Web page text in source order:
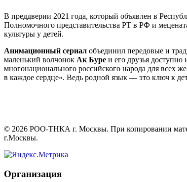
В преддверии 2021 года, который объявлен в
Полномочного представительства РТ в РФ и
культуры у детей.
Анимационный сериал объединил передовые и
маленький волчонок Ак Буре и его друзья
многонационального российского народа для всех
в каждое сердце». Ведь родной язык — это ключ к
© 2026 РОО-ТНКА г. Москвы. При копировании
г.Москвы.
Организация